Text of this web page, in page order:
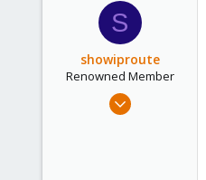
S
showiproute
Renowned Member
Mar 11, 2020